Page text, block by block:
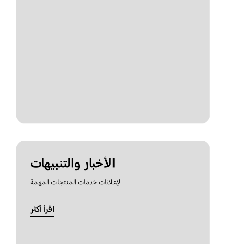
الأخبار والتنبيهات
لإعلانات خدمات المنتجات المهمة
اقرأ أكثر